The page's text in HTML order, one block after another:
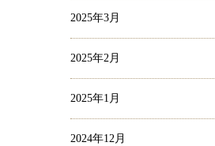
2025年3月
2025年2月
2025年1月
2024年12月